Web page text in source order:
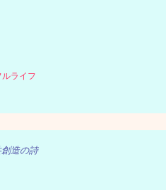
ライフ
造の詩